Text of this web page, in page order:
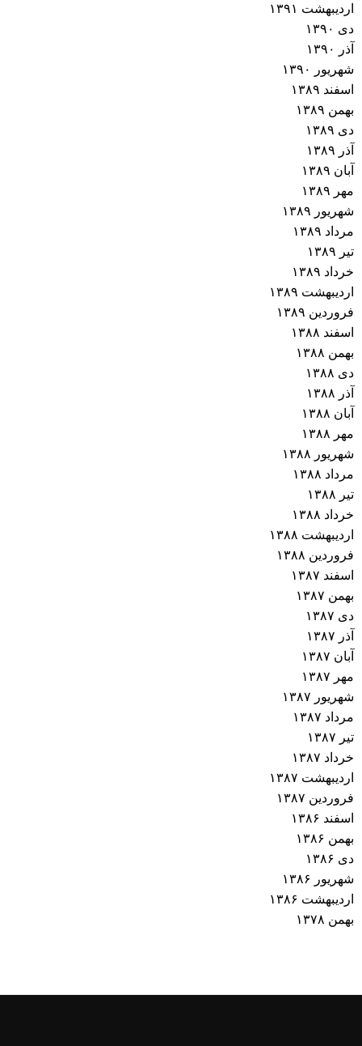
اردیبهشت ۱۳۹۱
دی ۱۳۹۰
آذر ۱۳۹۰
شهریور ۱۳۹۰
اسفند ۱۳۸۹
بهمن ۱۳۸۹
دی ۱۳۸۹
آذر ۱۳۸۹
آبان ۱۳۸۹
مهر ۱۳۸۹
شهریور ۱۳۸۹
مرداد ۱۳۸۹
تیر ۱۳۸۹
خرداد ۱۳۸۹
اردیبهشت ۱۳۸۹
فروردین ۱۳۸۹
اسفند ۱۳۸۸
بهمن ۱۳۸۸
دی ۱۳۸۸
آذر ۱۳۸۸
آبان ۱۳۸۸
مهر ۱۳۸۸
شهریور ۱۳۸۸
مرداد ۱۳۸۸
تیر ۱۳۸۸
خرداد ۱۳۸۸
اردیبهشت ۱۳۸۸
فروردین ۱۳۸۸
اسفند ۱۳۸۷
بهمن ۱۳۸۷
دی ۱۳۸۷
آذر ۱۳۸۷
آبان ۱۳۸۷
مهر ۱۳۸۷
شهریور ۱۳۸۷
مرداد ۱۳۸۷
تیر ۱۳۸۷
خرداد ۱۳۸۷
اردیبهشت ۱۳۸۷
فروردین ۱۳۸۷
اسفند ۱۳۸۶
بهمن ۱۳۸۶
دی ۱۳۸۶
شهریور ۱۳۸۶
اردیبهشت ۱۳۸۶
بهمن ۱۳۷۸